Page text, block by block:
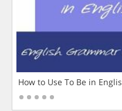
How to Use To Be in